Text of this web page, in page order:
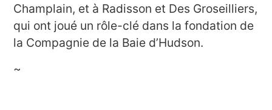
Champlain, et à Radisson et Des Groseilliers,
qui ont joué un rôle-clé dans la fondation de
la Compagnie de la Baie d’Hudson.
~